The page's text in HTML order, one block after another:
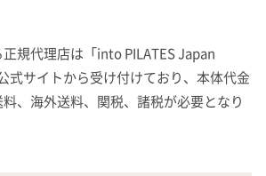
規代理店は「into PILATES Japan
式サイトから受け付けており、本体代金
、海外送料、関税、諸税が必要となり